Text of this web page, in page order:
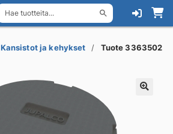
Hae tuotteita...
Kansistot ja kehykset Tuote 3363502